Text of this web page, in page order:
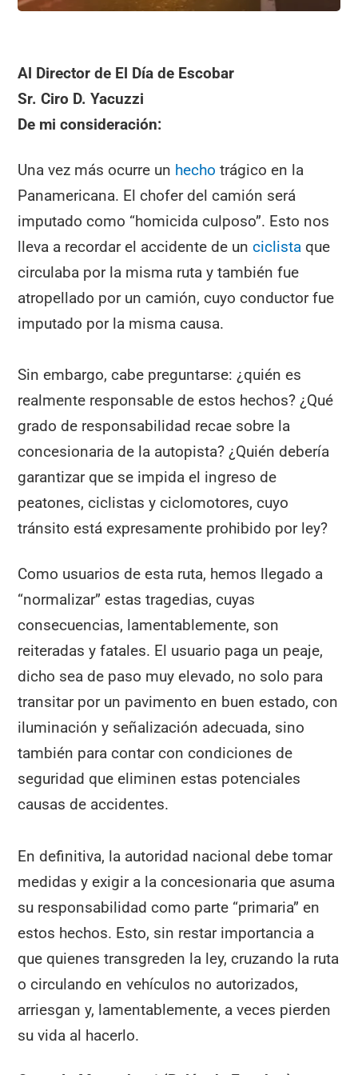
Al Director de El Día de Escobar
Sr. Ciro D. Yacuzzi
De mi consideración:
Una vez más ocurre un hecho trágico en la
Panamericana. El chofer del camión será
imputado como “homicida culposo”. Esto nos
lleva a recordar el accidente de unciclista que
circulaba por la misma ruta y también fue
atropellado por un camión, cuyo conductor fue
imputado por la misma causa.
Sin embargo, cabe preguntarse: ¿quién es
realmente responsable de estos hechos? ¿Qué
grado de responsabilidad recae sobre la
concesionaria de la autopista? ¿Quién debería
garantizar que se impida el ingreso de
peatones, ciclistas y ciclomotores, cuyo
tránsito está expresamente prohibido por ley?
Como usuarios de esta ruta, hemos llegado a
“normalizar” estas tragedias, cuyas
consecuencias, lamentablemente, son
reiteradas y fatales. El usuario paga un peaje,
dicho sea de paso muy elevado, no solo para
transitar por un pavimento en buen estado, con
iluminación y señalización adecuada, sino
también para contar con condiciones de
seguridad que eliminen estas potenciales
causas de accidentes.
En definitiva, la autoridad nacional debe tomar
medidas y exigir a la concesionaria que asuma
su responsabilidad como parte “primaria” en
estos hechos. Esto, sin restar importancia a
que quienes transgreden la ley, cruzando la ruta
o circulando en vehículos no autorizados,
arriesgan y, lamentablemente, a veces pierden
su vida al hacerlo.